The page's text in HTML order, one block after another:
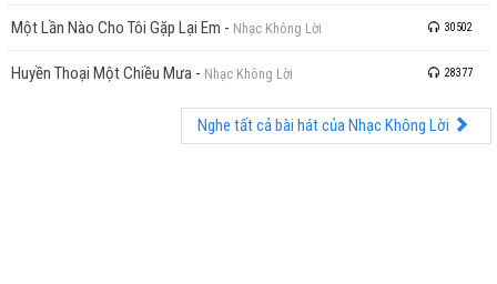
Một Lần Nào Cho Tôi Gặp Lại Em - Nhạc Không Lời 30502
Huyền Thoại Một Chiều Mưa - Nhạc Không Lời 28377
Nghe tất cả bài hát của Nhạc Không Lời